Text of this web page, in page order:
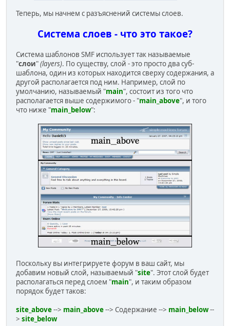
Теперь, мы начнем с разъяснений системы слоев.
Система слоев - что это такое?
Система шаблонов SMF использует так называемые
"слои"(layers). По существу, слой - это просто два суб-
шаблона, один из которых находится сверху содержания, а
другой располагается под ним. Например, слой по
умолчанию, называемый "main", состоит из того что
располагается выше содержимого - "main_above", и того
что ниже "main_below":
Поскольку вы интегрируете форум в ваш сайт, мы
добавим новый слой, называемый "site". Этот слой будет
располагаться перед слоем "main", и таким образом
порядок будет таков:
site_above--> main_above--> Содержание --> main_below--
> site_below